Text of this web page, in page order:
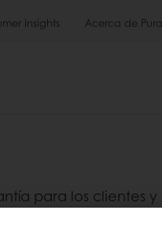
Insights Acerca de
para los clientes